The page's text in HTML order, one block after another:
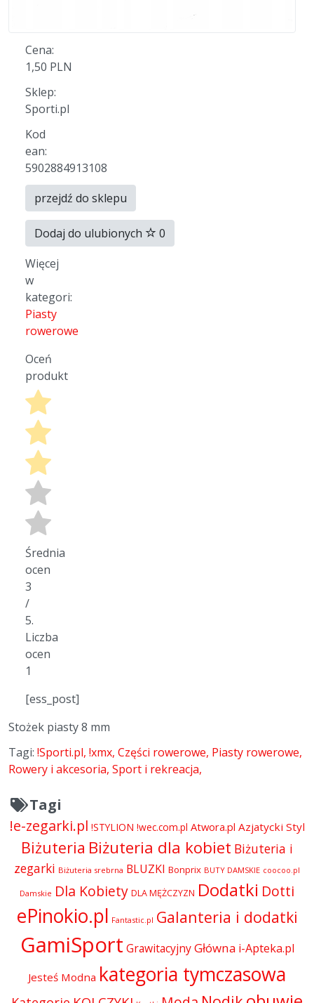
Cena:
1,50 PLN
Sklep:
Sporti.pl
Kod
ean:
5902884913108
przejdź do sklepu
Dodaj do ulubionych
0
Więcej
w
kategori:
Piasty
rowerowe
Oceń
produkt
Średnia
ocen
3
/
5.
Liczba
ocen
1
[ess_post]
Stożek piasty 8 mm
Tagi: !Sporti.pl !xmx Części rowerowe Piasty rowerowe
Rowery i akcesoria Sport i rekreacja
Tagi
!e-zegarki.pl !STYLION !wec.com.pl Atwora.pl Azjatycki Styl
Biżuteria Biżuteria dla kobiet Biżuteria i
zegarki Biżuteria srebrna BLUZKI Bonprix BUTY DAMSKIE coocoo.pl
Damskie Dla Kobiety DLA MĘŻCZYZN Dodatki Dotti
ePinokio.pl Fantastic.pl Galanteria i dodatki
GamiSport Grawitacyjny Główna i-Apteka.pl
Jesteś Modna kategoria tymczasowa